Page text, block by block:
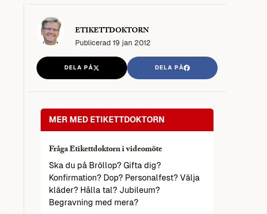
ETIKETTDOKTORN
Publicerad 19 jan 2012
DELA PÅ DELA PÅ
MER MED ETIKETTDOKTORN
Fråga Etikettdoktorn i videomöte
Ska du på Bröllop? Gifta dig?
Konfirmation? Dop? Personalfest? Välja
kläder? Hålla tal? Jubileum?
Begravning med mera?